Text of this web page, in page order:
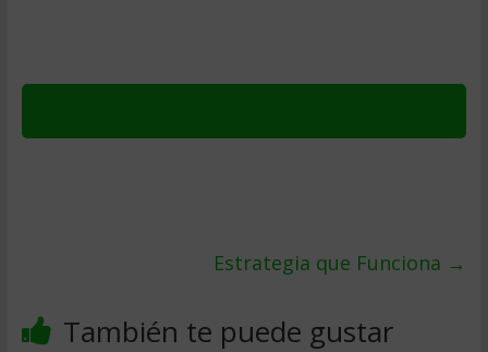
Estrategia que Funciona →
También te puede gustar